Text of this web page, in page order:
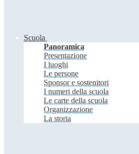
Scuola
Panoramica
Presentazione
I luoghi
Le persone
Sponsor e sostenitori
I numeri della scuola
Le carte della scuola
Organizzazione
La storia